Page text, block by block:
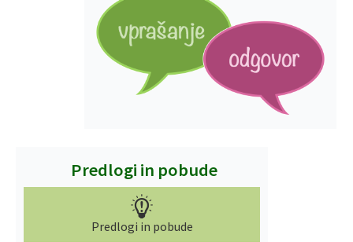
Predlogi in pobude
Predlogi in pobude